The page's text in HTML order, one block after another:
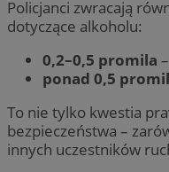
Policjanci zwracają
dotyczące alkoholu:
0,2–0,5 promila
ponad 0,5
To nie tylko kwestia
bezpieczeństwa –
innych uczestników